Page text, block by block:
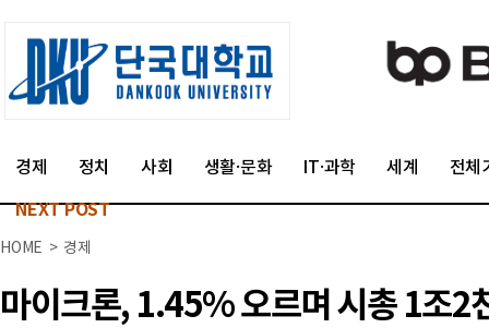
경제 정치 사회 생활·문화 IT·과학 세계 전체
NEXT POST
HOME > 경제
마이크론, 1.45% 오르며 시총 1조2